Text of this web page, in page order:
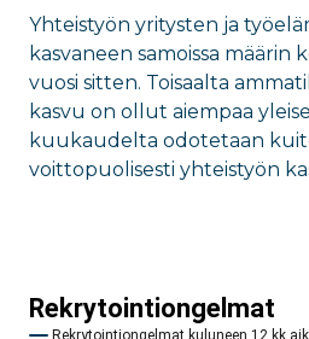
Yhteistyön yritysten ja
kasvaneen samoissa määrin
vuosi sitten. Toisaalta
kasvu on ollut aiempaa
kuukaudelta odotetaan
voittopuolisesti yhteistyön